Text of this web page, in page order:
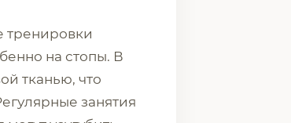
тренировки
на стопы. В
тканью, что
занятия